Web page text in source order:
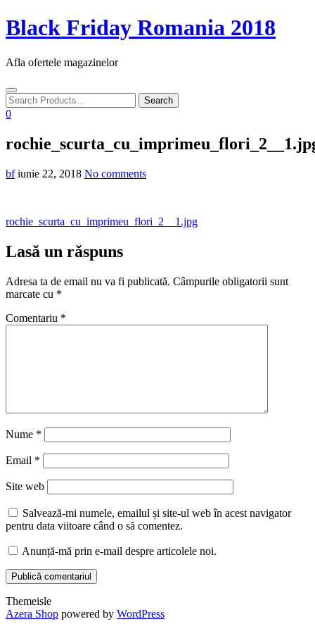
Skip
to
Black Friday Romania 2018
Afla ofertele magazinelor
Toggle
navigation
0
bf iunie 22, 2018 No comments
Navigare
în
articole
rochie_scurta_cu_imprimeu_flori_2__1.jpg
Lasă un răspuns
Adresa ta de email nu va fi publicată. Câmpurile obligatorii sunt
marcate cu *
Comentariu *
Nume *
Email *
Site web
Salvează-mi numele, emailul și site-ul web în acest navigator
pentru data viitoare când o să comentez.
Anunță-mă prin e-mail despre articolele noi.
Themeisle
Secondary
Azera Shop powered by WordPress